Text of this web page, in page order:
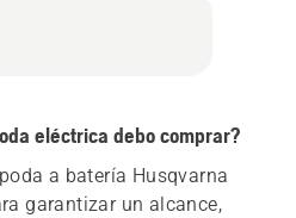
eléctrica debo comprar?
a batería Husqvarna
garantizar un alcance,